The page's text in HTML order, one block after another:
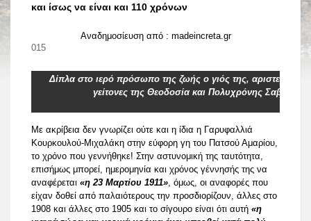
και ίσως να είναι και 110 χρόνων
Αναδημοσίευση από : madeincreta.gr
08.09.2015
Δίπλα στο ιερό πρόσωπο της ζωής ο γιός της, αριστερά,
γείτονες της Θεοδοσία και Πολυχρόνης Σαββάκης
Με ακρίβεια δεν γνωρίζει ούτε και η ίδια η Γαρυφαλλιά
Κουρκουλού-Μιχαλάκη στην εύφορη γη του Πατσού Αμαρίου,
το χρόνο που γεννήθηκε! Στην αστυνομική της ταυτότητα,
επισήμως μπορεί, ημερομηνία και χρόνος γέννησής της να
αναφέρεται «η 23 Μαρτίου 1911» , όμως, οι αναφορές που
είχαν δοθεί από παλαιότερους την προσδιορίζουν, άλλες στο
1908 και άλλες στο 1905 και το σίγουρο είναι ότι αυτή «η